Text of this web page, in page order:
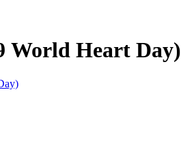
World Heart Day)